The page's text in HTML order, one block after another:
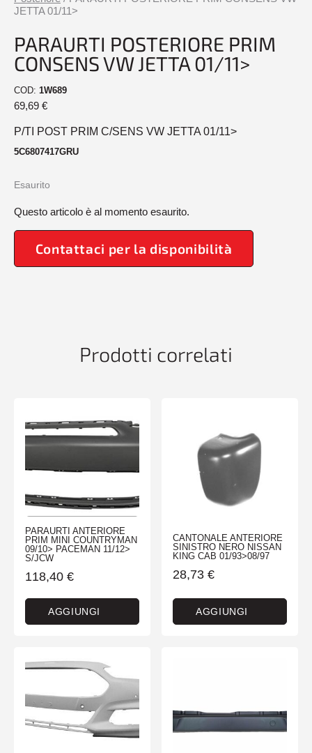
JETTA 01/11>
PARAURTI POSTERIORE PRIM
CONSENS VW JETTA 01/11>
COD: 1W689
69,69 €
P/TI POST PRIM C/SENS VW JETTA 01/11>
5C6807417GRU
Esaurito
Questo articolo è al momento esaurito.
Contattaci per la disponibilità
Prodotti correlati
PARAURTI ANTERIORE
PRIM MINI COUNTRYMAN
09/10> PACEMAN 11/12>
S/JCW
118,40 €
AGGIUNGI
CANTONALE ANTERIORE
SINISTRO NERO NISSAN
KING CAB 01/93>08/97
28,73 €
AGGIUNGI